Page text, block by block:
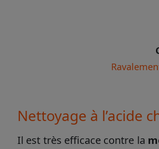
Nettoyage à l’acide
Il est très efficace contre la